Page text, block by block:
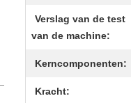
Verslag van de test
van de machine:
Kerncomponenten:
Kracht: